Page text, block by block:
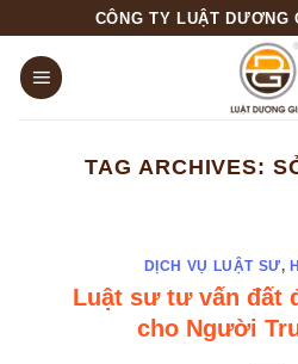
content
CÔNG TY LUẬT DƯƠNG
TAG ARCHIVES:
DỊCH VỤ LUẬT SƯ,
Luật sư tư vấn đất
cho Người